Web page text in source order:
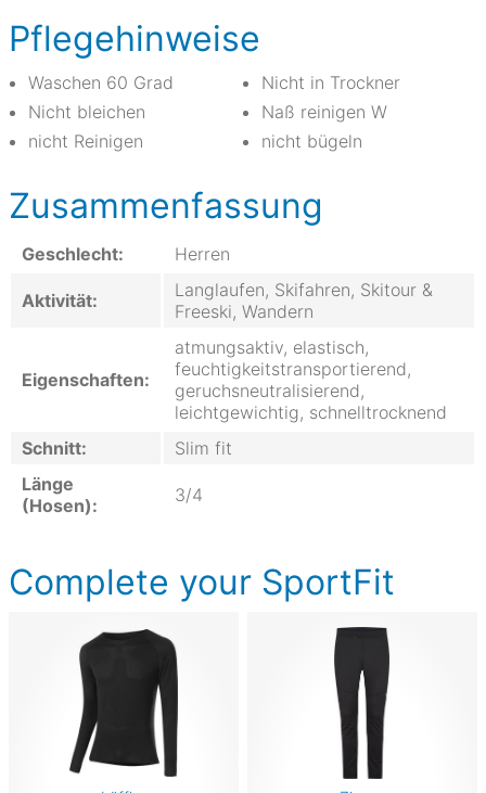
Pflegehinweise
Waschen 60 Grad
Nicht bleichen
nicht Reinigen
Nicht in Trockner
Naß reinigen W
nicht bügeln
Zusammenfassung
Geschlecht: Herren
Aktivität:
Langlaufen, Skifahren, Skitour &
Freeski, Wandern
Eigenschaften:
atmungsaktiv, elastisch,
feuchtigkeitstransportierend,
geruchsneutralisierend,
leichtgewichtig, schnelltrocknend
Schnitt:
Slim fit
Länge
(Hosen):
3/4
Complete your SportFit